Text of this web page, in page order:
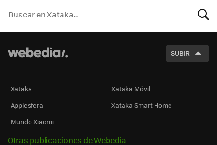
SUBIR
Xataka
Xataka Móvil
Applesfera
Xataka Smart Home
Mundo Xiaomi
Otras publicaciones de Webedia